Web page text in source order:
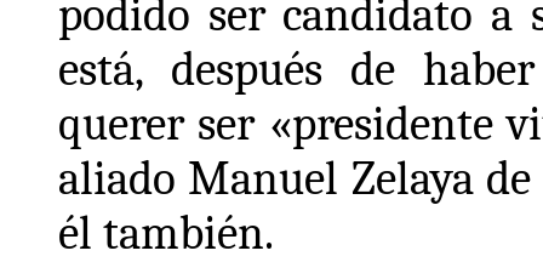
podido ser candidato a
está, después de
querer ser «presidente
aliado Manuel Zelaya
él también.